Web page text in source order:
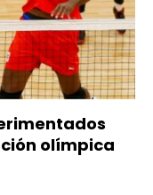
olímpica